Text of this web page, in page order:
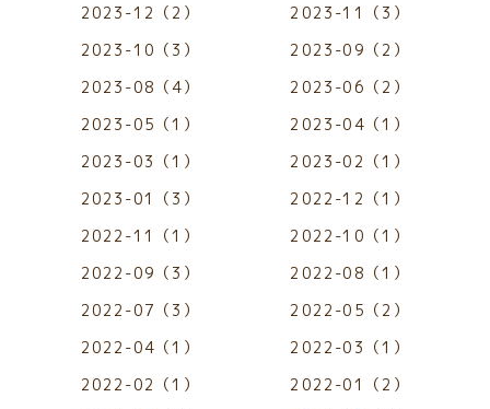
2023-12（2）
2023-11（3）
2023-10（3）
2023-09（2）
2023-08（4）
2023-06（2）
2023-05（1）
2023-04（1）
2023-03（1）
2023-02（1）
2023-01（3）
2022-12（1）
2022-11（1）
2022-10（1）
2022-09（3）
2022-08（1）
2022-07（3）
2022-05（2）
2022-04（1）
2022-03（1）
2022-02（1）
2022-01（2）